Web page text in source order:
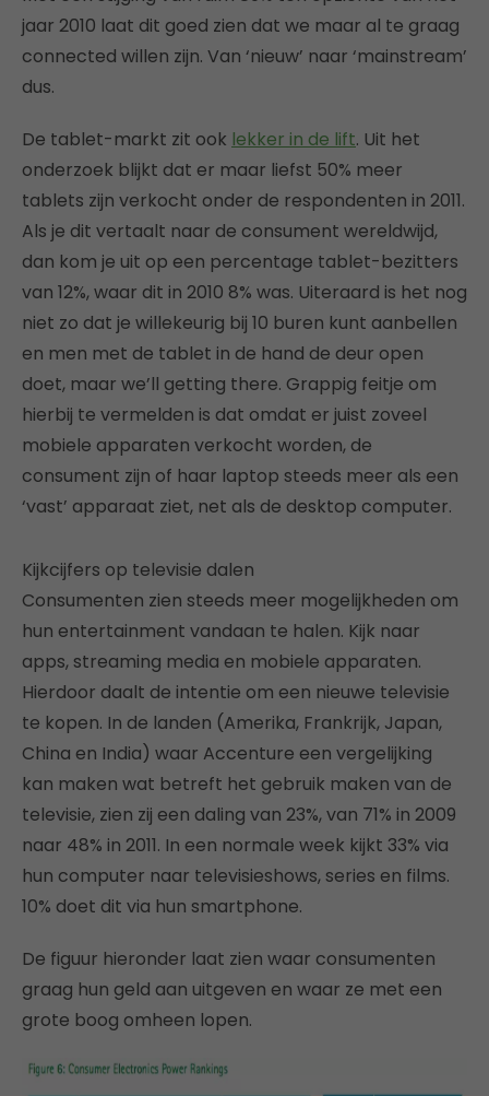
jaar 2010 laat dit goed zien dat we maar al te graag
connected willen zijn. Van ‘nieuw’ naar ‘mainstream’
dus.
De tablet-markt zit ook lekker in de lift. Uit het
onderzoek blijkt dat er maar liefst 50% meer
tablets zijn verkocht onder de respondenten in 2011.
Als je dit vertaalt naar de consument wereldwijd,
dan kom je uit op een percentage tablet-bezitters
van 12%, waar dit in 2010 8% was. Uiteraard is het nog
niet zo dat je willekeurig bij 10 buren kunt aanbellen
en men met de tablet in de hand de deur open
doet, maar we’ll getting there. Grappig feitje om
hierbij te vermelden is dat omdat er juist zoveel
mobiele apparaten verkocht worden, de
consument zijn of haar laptop steeds meer als een
‘vast’ apparaat ziet, net als de desktop computer.
Kijkcijfers op televisie dalen
Consumenten zien steeds meer mogelijkheden om
hun entertainment vandaan te halen. Kijk naar
apps, streaming media en mobiele apparaten.
Hierdoor daalt de intentie om een nieuwe televisie
te kopen. In de landen (Amerika, Frankrijk, Japan,
China en India) waar Accenture een vergelijking
kan maken wat betreft het gebruik maken van de
televisie, zien zij een daling van 23%, van 71% in 2009
naar 48% in 2011. In een normale week kijkt 33% via
hun computer naar televisieshows, series en films.
10% doet dit via hun smartphone.
De figuur hieronder laat zien waar consumenten
graag hun geld aan uitgeven en waar ze met een
grote boog omheen lopen.